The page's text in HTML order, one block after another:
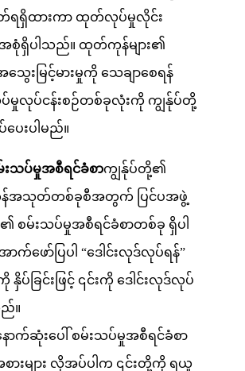
ရှိထားကာ ထုတ်လုပ်မှုလိုင်း
စုံရှိပါသည်။ ထုတ်ကုန်များ၏
ေးမြင့်မားမှုကို သေချာစေရန်
လုပ်ငန်းစဉ်တစ်ခုလုံးကို ကျွန်ုပ်တို့
ပေးပါမည်။
မ်းသပ်မှုအစီရင်ခံစာကျွန်ုပ်တို့၏
အသုတ်တစ်ခုစီအတွက် ပြင်ပအဖွဲ့
စမ်းသပ်မှုအစီရင်ခံစာတစ်ခု ရှိပါ
ာက်ဖော်ပြပါ “ဒေါင်းလုဒ်လုပ်ရန်”
ပ်ခြင်းဖြင့် ၎င်းကို ဒေါင်းလုဒ်လုပ်
ည်။
ောက်ဆုံးပေါ် စမ်းသပ်မှုအစီရင်ခံစာ
စားများ လိုအပ်ပါက ၎င်းတို့ကို ရယူ